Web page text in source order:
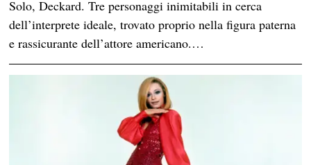
Solo, Deckard. Tre personaggi inimitabili in cerca
dell’interprete ideale, trovato proprio nella figura paterna
e rassicurante dell’attore americano.…